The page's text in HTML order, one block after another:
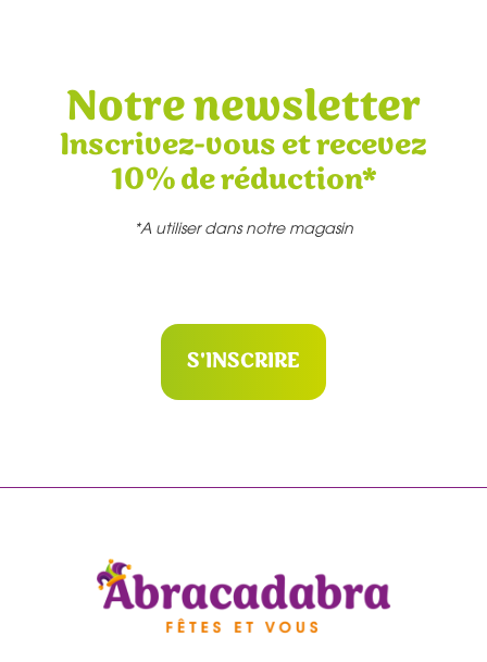
Notre newsletter
Inscrivez-vous et recevez
10% de réduction*
*A utiliser dans notre magasin
S'INSCRIRE